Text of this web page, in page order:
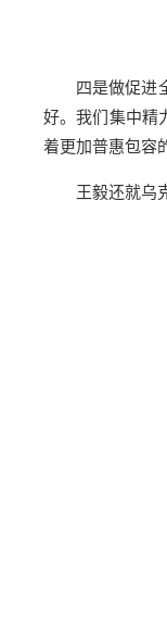
四是做促进
好。我们集中精
着更加普惠包容
王毅还就乌